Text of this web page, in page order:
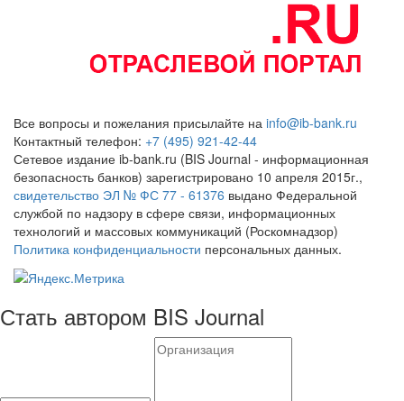
Все вопросы и пожелания присылайте на info@ib-bank.ru
Контактный телефон: +7 (495) 921-42-44
Сетевое издание ib-bank.ru (BIS Journal - информационная
безопасность банков) зарегистрировано 10 апреля 2015г.,
свидетельство ЭЛ № ФС 77 - 61376 выдано Федеральной
службой по надзору в сфере связи, информационных
технологий и массовых коммуникаций (Роскомнадзор)
Политика конфиденциальности персональных данных.
Стать автором BIS Journal